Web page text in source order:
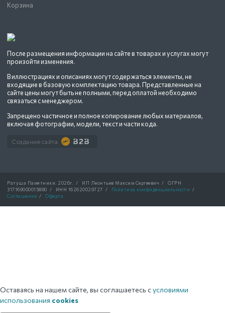
После размещения информации на сайте в товарах и услугах могут
произойти изменения.
В иллюстрациях и описаниях могут содержаться элементы, не
входящие в базовую комплектацию товара. Представленные на
сайте цены могут быть не полными, перед оплатой необходимо
связаться с менеджером.
Запрещено частичное и полное копирование любых материалов,
включая фотографии, модели, текст и части кода.
Создание сайта
Корзина
Ратуша Памятники. 2026г. / ИП Леонтьев Максим Сергеевич /
ОГРН
317169000015890
/ ИНН 162620029727 / Политика конфиденциальности
/
Соглашение / Оферта
Оставаясь на нашем сайте, вы соглашаетесь сусловиями
использования cookies